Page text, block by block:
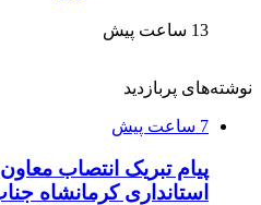
13 ساعت پیش
نوشته‌های پربازدید
7 ساعت پیش
پیام تبریک انتصاب
استانداری کرمانشاه